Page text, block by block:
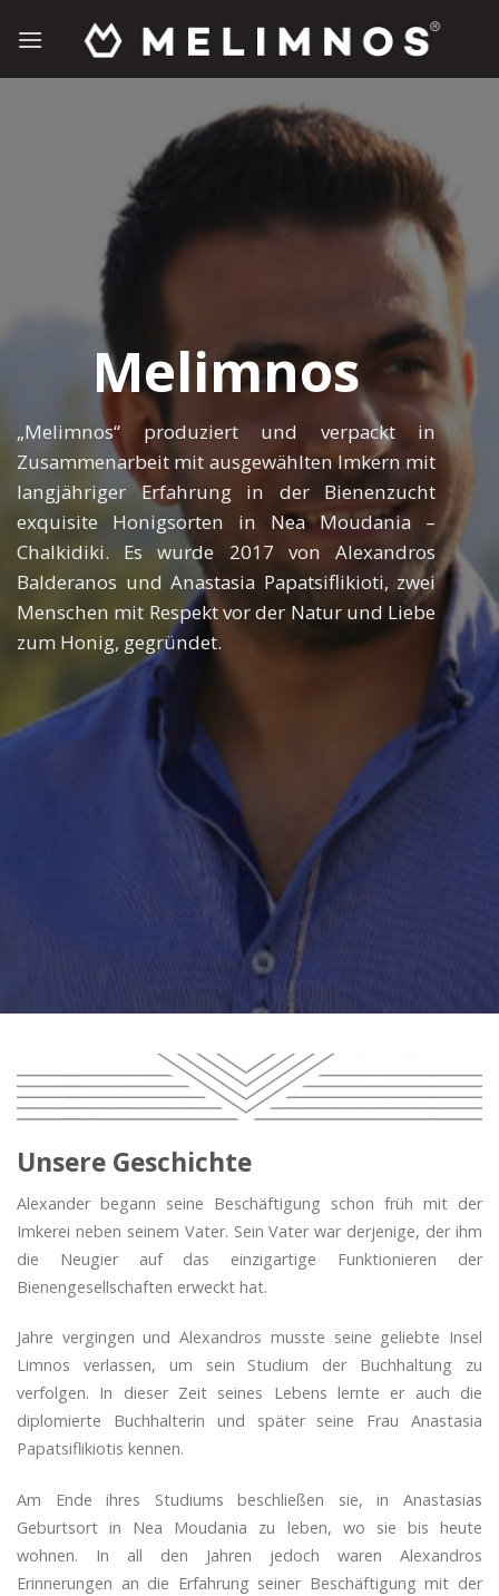
Inhalt
Melimnos
„Melimnos“ produziert und verpackt in
Zusammenarbeit mit ausgewählten Imkern mit
langjähriger Erfahrung in der Bienenzucht
exquisite Honigsorten in Nea Moudania –
Chalkidiki. Es wurde 2017 von Alexandros
Balderanos und Anastasia Papatsiflikioti, zwei
Menschen mit Respekt vor der Natur und Liebe
zum Honig, gegründet.
Unsere Geschichte
Alexander begann seine Beschäftigung schon früh mit der
Imkerei neben seinem Vater. Sein Vater war derjenige, der ihm
die Neugier auf das einzigartige Funktionieren der
Bienengesellschaften erweckt hat.
Jahre vergingen und Alexandros musste seine geliebte Insel
Limnos verlassen, um sein Studium der Buchhaltung zu
verfolgen. In dieser Zeit seines Lebens lernte er auch die
diplomierte Buchhalterin und später seine Frau Anastasia
Papatsiflikiotis kennen.
Am Ende ihres Studiums beschließen sie, in Anastasias
Geburtsort in Nea Moudania zu leben, wo sie bis heute
wohnen. In all den Jahren jedoch waren Alexandros
Erinnerungen an die Erfahrung seiner Beschäftigung mit der